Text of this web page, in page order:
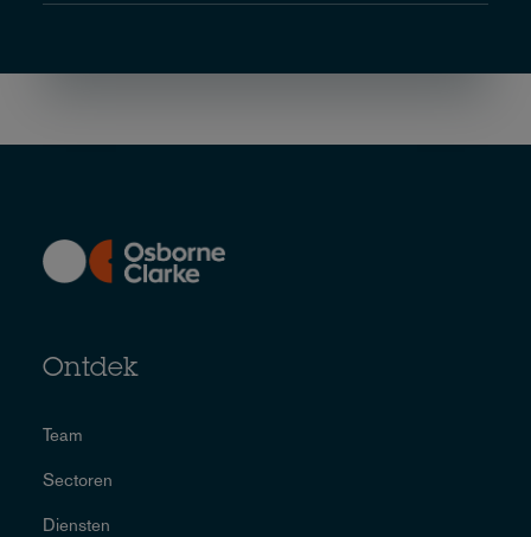
Ontdek
Team
Sectoren
Diensten